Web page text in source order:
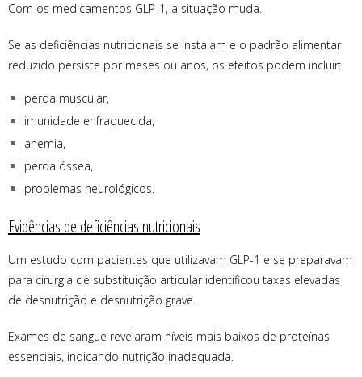
Com os medicamentos GLP-1, a situação muda.
Se as deficiências nutricionais se instalam e o padrão alimentar
reduzido persiste por meses ou anos, os efeitos podem incluir:
perda muscular,
imunidade enfraquecida,
anemia,
perda óssea,
problemas neurológicos.
Evidências de deficiências nutricionais
Um estudo com pacientes que utilizavam GLP-1 e se preparavam
para cirurgia de substituição articular identificou taxas elevadas
de desnutrição e desnutrição grave.
Exames de sangue revelaram níveis mais baixos de proteínas
essenciais, indicando nutrição inadequada.